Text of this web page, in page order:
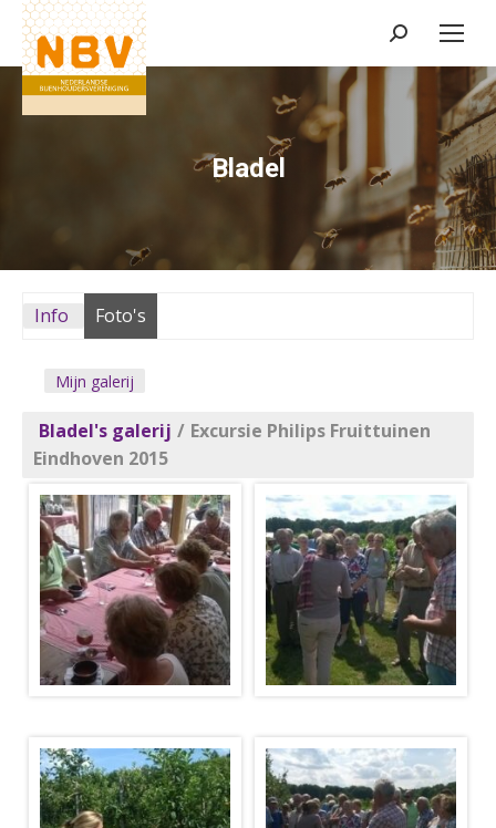
Zoeken:
Bladel
Info Foto's
Mijn galerij
Bladel's galerij / Excursie Philips Fruittuinen
Eindhoven 2015